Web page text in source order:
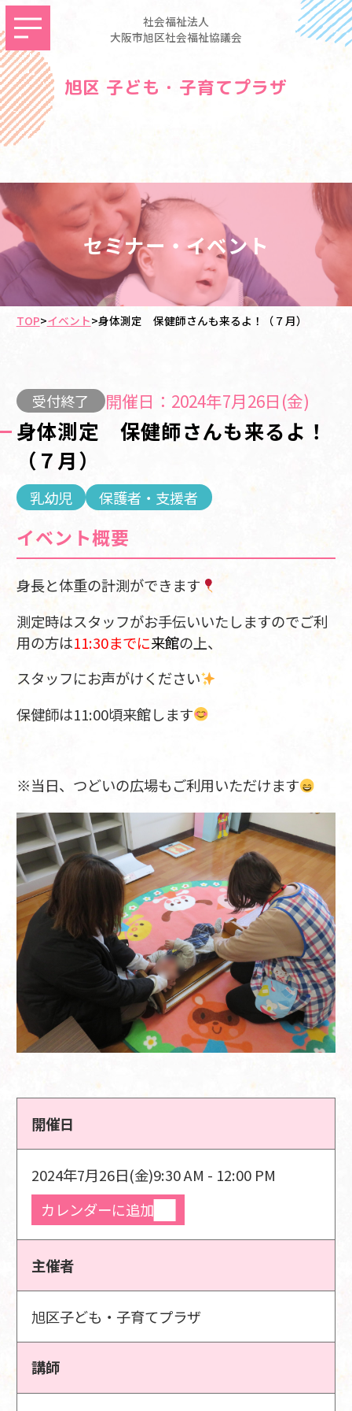
社会福祉法人
大阪市旭区社会福祉協議会
旭区 子ども・子育てプラザ
セミナー・イベント
TOP>イベント>身体測定 保健師さんも来るよ！（７月）
受付終了 開催日：2024年7月26日(金)
身体測定 保健師さんも来るよ！
（７月）
乳幼児 保護者・支援者
イベント概要
身長と体重の計測ができます
測定時はスタッフがお手伝いいたしますのでご利
用の方は11:30までに来館の上、
スタッフにお声がけください
保健師は11:00頃来館します
※当日、つどいの広場もご利用いただけます
開催日
2024年7月26日(金)9:30 AM - 12:00 PM
カレンダーに追加
主催者
旭区子ども・子育てプラザ
講師